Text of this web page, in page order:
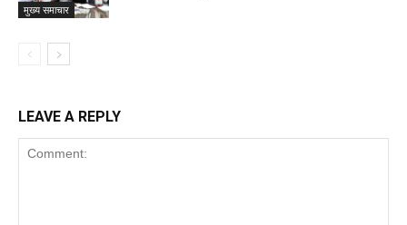
मुख्य समाचार
LEAVE A REPLY